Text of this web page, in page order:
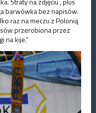
barwówka bez napisów.
raz na meczu z Polonią
przerobiona przez
na kije.”